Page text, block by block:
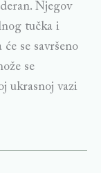
Njegov
tučka i
se savršeno
se
ukrasnoj vazi